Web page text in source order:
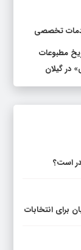
تخصصی
مطبوعات
در گیلان
است؟
برای انتخابات